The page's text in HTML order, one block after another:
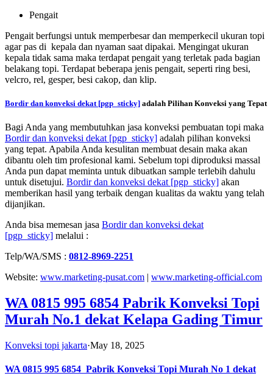
Pengait
Pengait berfungsi untuk memperbesar dan memperkecil ukuran topi
agar pas di kepala dan nyaman saat dipakai. Mengingat ukuran
kepala tidak sama maka terdapat pengait yang terletak pada bagian
belakang topi. Terdapat beberapa jenis pengait, seperti ring besi,
velcro, rel, gesper, besi cakop, dan klip.
Bordir dan konveksi dekat [pgp_sticky] adalah Pilihan Konveksi yang Tepat
Bagi Anda yang membutuhkan jasa konveksi pembuatan topi maka
Bordir dan konveksi dekat [pgp_sticky] adalah pilihan konveksi
yang tepat. Apabila Anda kesulitan membuat desain maka akan
dibantu oleh tim profesional kami. Sebelum topi diproduksi massal
Anda pun dapat meminta untuk dibuatkan sample terlebih dahulu
untuk disetujui. Bordir dan konveksi dekat [pgp_sticky] akan
memberikan hasil yang terbaik dengan kualitas da waktu yang telah
dijanjikan.
Anda bisa memesan jasa Bordir dan konveksi dekat
[pgp_sticky] melalui :
Telp/WA/SMS : 0812-8969-2251
Website: www.marketing-pusat.com | www.marketing-official.com
WA 0815 995 6854 Pabrik Konveksi Topi
Murah No.1 dekat Kelapa Gading Timur
Konveksi topi jakarta·May 18, 2025
WA 0815 995 6854 Pabrik Konveksi Topi Murah No 1 dekat